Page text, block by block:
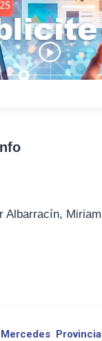
Albarracín,